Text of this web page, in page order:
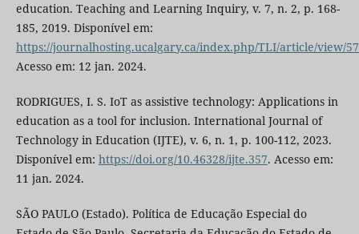
education. Teaching and Learning Inquiry, v. 7, n. 2, p. 168-
185, 2019. Disponível em:
https://journalhosting.ucalgary.ca/index.php/TLI/article/view/
Acesso em: 12 jan. 2024.
RODRIGUES, I. S. IoT as assistive technology: Applications in
education as a tool for inclusion. International Journal of
Technology in Education (IJTE), v. 6, n. 1, p. 100-112, 2023.
Disponível em: https://doi.org/10.46328/ijte.357. Acesso em:
11 jan. 2024.
SÃO PAULO (Estado). Política de Educação Especial do